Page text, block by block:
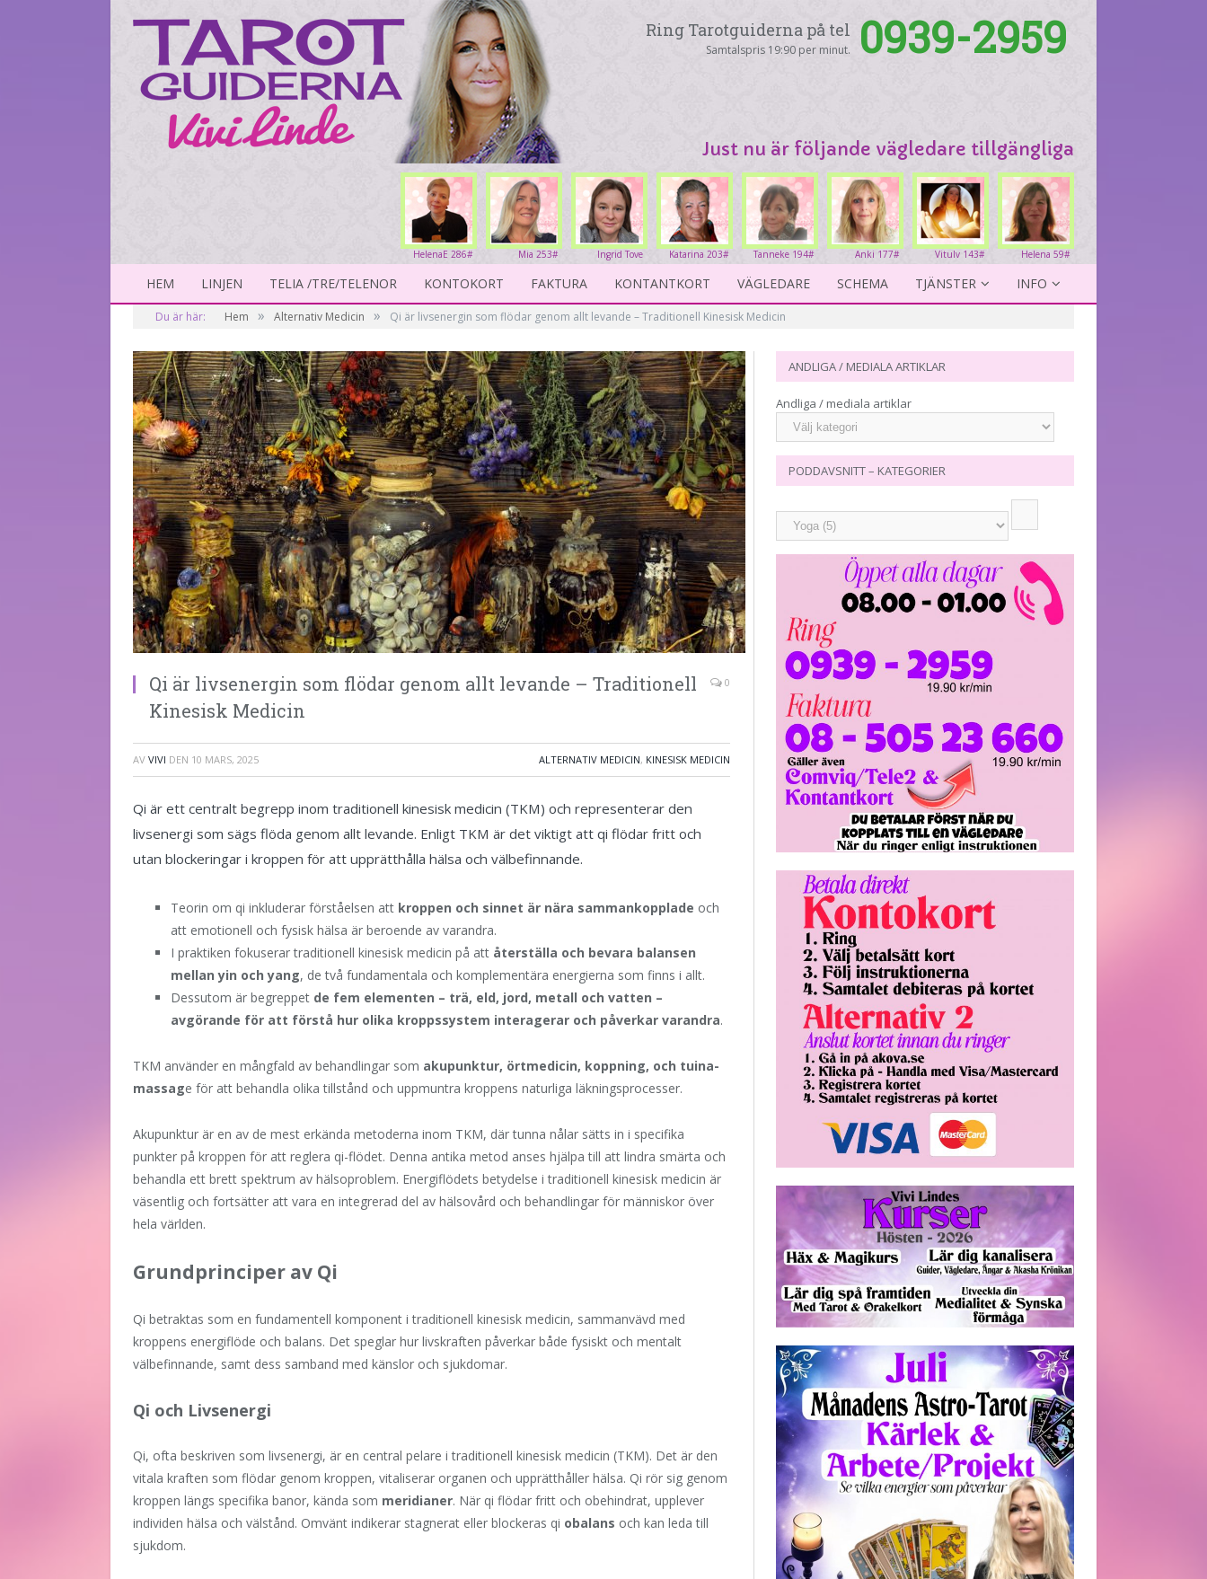
Ring Tarotguiderna på tel
Samtalspris 19:90 per minut. 0939-2959
Just nu är följande vägledare tillgängliga
Helena 59#
Vitulv 143#
Anki 177#
Tanneke 194#
Katarina 203#
Ingrid Tove
234#
Mia 253#
HelenaE 286#
HEM LINJEN TELIA /TRE/TELENOR KONTOKORT FAKTURA KONTANTKORT VÄGLEDARE SCHEMA TJÄNSTER INFO
Du är här: Hem » Alternativ Medicin » Qi är livsenergin som flödar genom allt levande – Traditionell Kinesisk Medicin
Qi är livsenergin som flödar genom allt levande – Traditionell
Kinesisk Medicin
0
AV VIVI DEN 10 MARS, 2025 ALTERNATIV MEDICIN, KINESISK MEDICIN
Qi är ett centralt begrepp inom traditionell kinesisk medicin (TKM) och representerar den
livsenergi som sägs flöda genom allt levande. Enligt TKM är det viktigt att qi flödar fritt och
utan blockeringar i kroppen för att upprätthålla hälsa och välbefinnande.
Teorin om qi inkluderar förståelsen att kroppen och sinnet är nära sammankopplade och
att emotionell och fysisk hälsa är beroende av varandra.
I praktiken fokuserar traditionell kinesisk medicin på att återställa och bevara balansen
mellan yin och yang, de två fundamentala och komplementära energierna som finns i allt.
Dessutom är begreppet de fem elementen – trä, eld, jord, metall och vatten –
avgörande för att förstå hur olika kroppssystem interagerar och påverkar varandra.
TKM använder en mångfald av behandlingar som akupunktur, örtmedicin, koppning, och tuina-
massage för att behandla olika tillstånd och uppmuntra kroppens naturliga läkningsprocesser.
Akupunktur är en av de mest erkända metoderna inom TKM, där tunna nålar sätts in i specifika
punkter på kroppen för att reglera qi-flödet. Denna antika metod anses hjälpa till att lindra smärta och
behandla ett brett spektrum av hälsoproblem. Energiflödets betydelse i traditionell kinesisk medicin är
väsentlig och fortsätter att vara en integrerad del av hälsovård och behandlingar för människor över
hela världen.
Grundprinciper av Qi
Qi betraktas som en fundamentell komponent i traditionell kinesisk medicin, sammanvävd med
kroppens energiflöde och balans. Det speglar hur livskraften påverkar både fysiskt och mentalt
välbefinnande, samt dess samband med känslor och sjukdomar.
Qi och Livsenergi
Qi, ofta beskriven som livsenergi, är en central pelare i traditionell kinesisk medicin (TKM). Det är den
vitala kraften som flödar genom kroppen, vitaliserar organen och upprätthåller hälsa. Qi rör sig genom
kroppen längs specifika banor, kända som meridianer. När qi flödar fritt och obehindrat, upplever
individen hälsa och välstånd. Omvänt indikerar stagnerat eller blockeras qi obalans och kan leda till
sjukdom.
ANDLIGA / MEDIALA ARTIKLAR
Andliga / mediala artiklar
PODDAVSNITT – KATEGORIER